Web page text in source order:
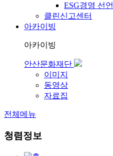
ESG경영 선언
클린신고센터
아카이빙
아카이빙
안산문화재단
이미지
동영상
자료집
전체메뉴
청렴정보